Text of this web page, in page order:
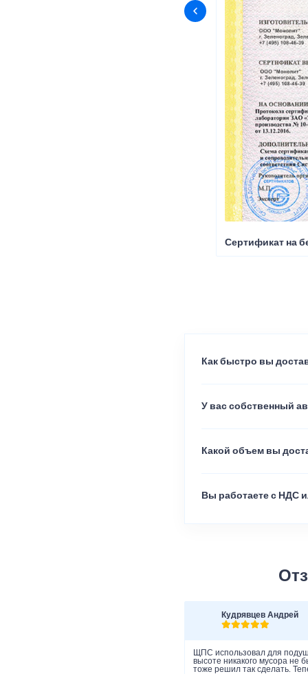
Сертификат на
Как быстро вы
У вас собственный
Какой объем вы
Вы работаете с НДС
Кудрявцев Андрей
ЩПС использовал для
высоте никакого мусора не
тоже решил так сделать.